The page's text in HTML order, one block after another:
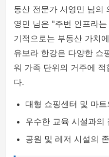
동산 전문가 서영민 님의
영민 님은 "주변 인프라
기적으로는 부동산 가치
유보라 한강은 다양한 쇼
워 가족 단위의 거주에
다.
대형 쇼핑센터 및 마트
우수한 교육 시설과의
공원 및 레저 시설의